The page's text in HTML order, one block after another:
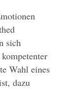
sich
Wahl eines
dazu